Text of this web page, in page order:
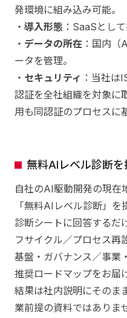
発環境に組み込み可能。
・ 導入形態 ：SaaSとして
・ データの所在 ：国内
ータを管理。
・ セキュリティ ：当社は
認証を全社組織を対象に
用も同認証のプロセスに
無料AIレベル診断
自社のAI駆動開発の現在
「無料AIレベル診断」を
診断シートに回答するだ
フサイクル／プロセス再
基盤・ガバナンス／事業
推奨ロードマップをお届
結果は社内説明にそのま
業前提の資料ではありま